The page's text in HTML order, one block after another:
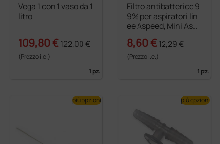
Vega 1 con 1 vaso da 1
litro
109,80 €122,00 €
(Prezzo i.e.)
1 pz.
Filtro antibatterico 9
9% per aspiratori lin
ee Aspeed, Mini Aspe
ed e Mini Aspeed Evo
8,60 €12,29 €
(Prezzo i.e.)
1 pz.
più opzioni più opzioni